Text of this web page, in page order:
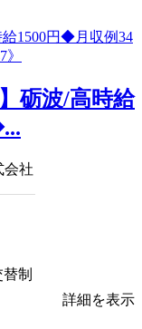
砺波/高時給
会社
制
詳細を表示